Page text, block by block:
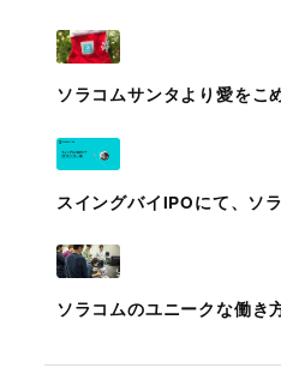
ソラコムサンタより愛をこ
スイングバイIPOにて、ソ
ソラコムのユニークな働き